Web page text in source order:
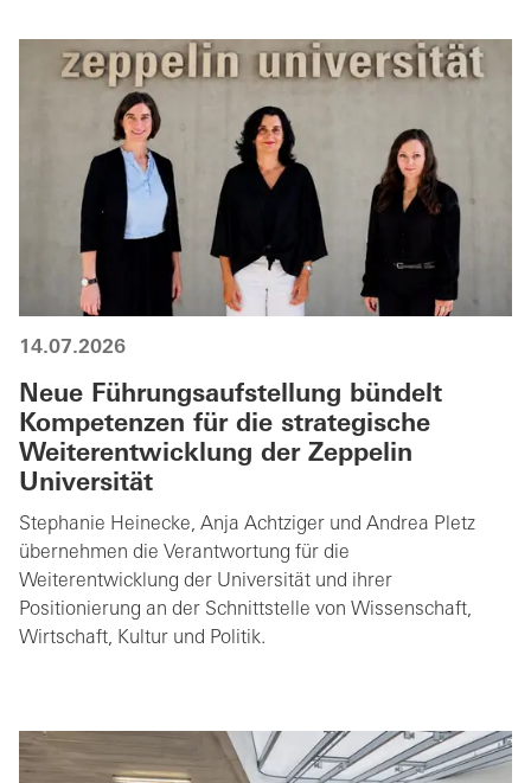
14.07.2026
Neue Führungsaufstellung bündelt
Kompetenzen für die strategische
Weiterentwicklung der Zeppelin
Universität
Stephanie Heinecke, Anja Achtziger und Andrea Pletz
übernehmen die Verantwortung für die
Weiterentwicklung der Universität und ihrer
Positionierung an der Schnittstelle von Wissenschaft,
Wirtschaft, Kultur und Politik.